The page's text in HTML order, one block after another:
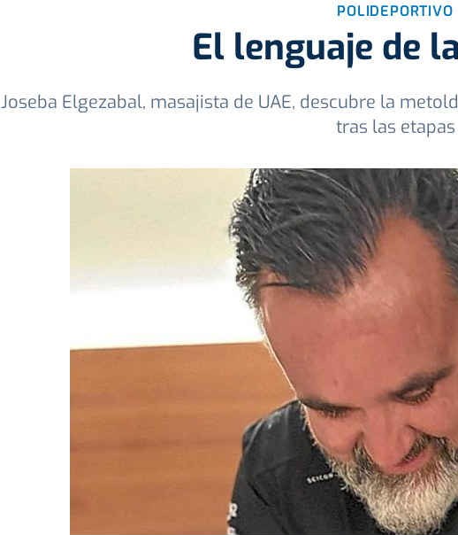
POLIDEPORTIVO
El lenguaje de
Joseba Elgezabal, masajista de UAE, descubre la
tras las etapas